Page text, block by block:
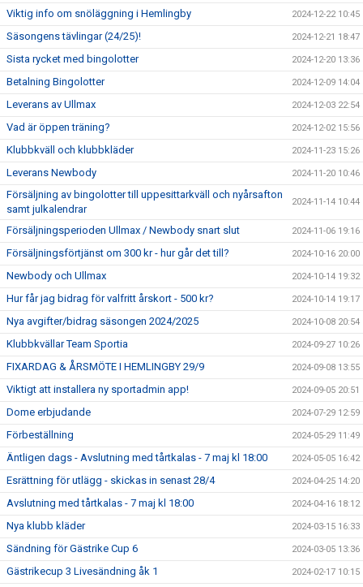
Viktig info om snöläggning i Hemlingby 2024-12-22 10:45
Säsongens tävlingar (24/25)! 2024-12-21 18:47
Sista rycket med bingolotter 2024-12-20 13:36
Betalning Bingolotter 2024-12-09 14:04
Leverans av Ullmax 2024-12-03 22:54
Vad är öppen träning? 2024-12-02 15:56
Klubbkväll och klubbkläder 2024-11-23 15:26
Leverans Newbody 2024-11-20 10:46
Försäljning av bingolotter till uppesittarkväll och nyårsafton
samt julkalendrar
2024-11-14 10:44
Försäljningsperioden Ullmax / Newbody snart slut 2024-11-06 19:16
Försäljningsförtjänst om 300 kr - hur går det till? 2024-10-16 20:00
Newbody och Ullmax 2024-10-14 19:32
Hur får jag bidrag för valfritt årskort - 500 kr? 2024-10-14 19:17
Nya avgifter/bidrag säsongen 2024/2025 2024-10-08 20:54
Klubbkvällar Team Sportia 2024-09-27 10:26
FIXARDAG & ÅRSMÖTE I HEMLINGBY 29/9 2024-09-08 13:55
Viktigt att installera ny sportadmin app! 2024-09-05 20:51
Dome erbjudande 2024-07-29 12:59
Förbeställning 2024-05-29 11:49
Äntligen dags - Avslutning med tårtkalas - 7 maj kl 18:00 2024-05-05 16:42
Esrättning för utlägg - skickas in senast 28/4 2024-04-25 14:20
Avslutning med tårtkalas - 7 maj kl 18:00 2024-04-16 18:12
Nya klubb kläder 2024-03-15 16:33
Sändning för Gästrike Cup 6 2024-03-05 13:36
Gästrikecup 3 Livesändning åk 1 2024-02-17 10:15